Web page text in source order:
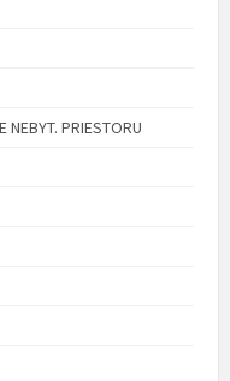
NEBYT. PRIESTORU